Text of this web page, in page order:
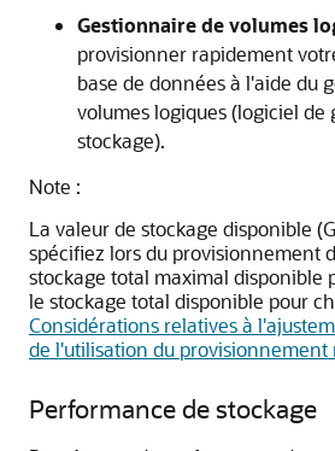
Gestionnaire de volumes
provisionner rapidement
base de données à l'aide du
volumes logiques (logiciel de
stockage).
Note :
La valeur de stockage disponible
spécifiez lors du provisionnement
stockage total maximal disponible
le stockage total disponible pour
Considérations relatives à
de l'utilisation du provisionnement
Performance de stockage